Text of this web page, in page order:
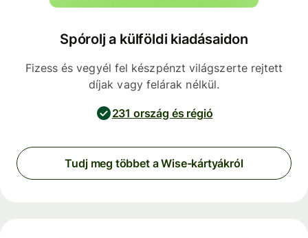
Spórolj a külföldi kiadásaidon
Fizess és vegyél fel készpénzt világszerte rejtett
díjak vagy felárak nélkül.
231 ország és régió
Tudj meg többet a Wise-kártyákról